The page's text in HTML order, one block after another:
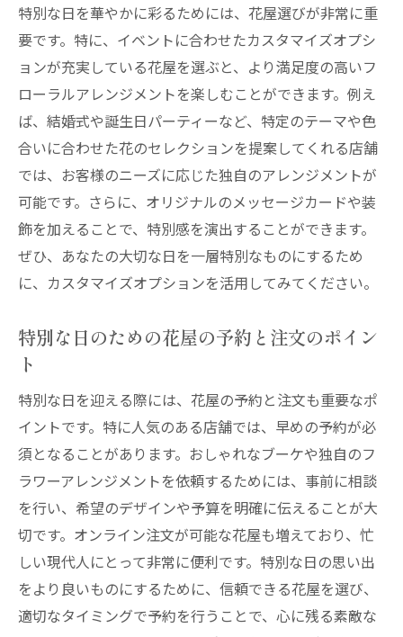
特別な日のための理想的な花屋選びのポイント
理想的な花屋の選び方で特別な日を彩る
花屋のプロが教える特別な日のための選び
方
特別な日にピッタリの花屋選びの秘訣
理想のフローラルアレンジメントを実現す
る花屋
特別な日を成功させる花屋選びのコツ
理想の花屋を見つけるためのポイントとチ
ェックリスト
ート
方
花屋が提案するユニークなフローラルデザ
イン
特別な日を彩る花屋のアートセンス
フローラルアートで特別な日を特別にする
花屋
花屋が創る唯一無二の特別な日の装飾
特別な日のための花屋のフローラルアート
特別な日を華やかに彩るためには、花屋選びが非常に重
要です。特に、イベントに合わせたカスタマイズオプシ
ョンが充実している花屋を選ぶと、より満足度の高いフ
ローラルアレンジメントを楽しむことができます。例え
ば、結婚式や誕生日パーティーなど、特定のテーマや色
合いに合わせた花のセレクションを提案してくれる店舗
では、お客様のニーズに応じた独自のアレンジメントが
可能です。さらに、オリジナルのメッセージカードや装
飾を加えることで、特別感を演出することができます。
ぜひ、あなたの大切な日を一層特別なものにするため
に、カスタマイズオプションを活用してみてください。
特別な日のための花屋の予約と注文のポイン
ト
特別な日を迎える際には、花屋の予約と注文も重要なポ
イントです。特に人気のある店舗では、早めの予約が必
須となることがあります。おしゃれなブーケや独自のフ
ラワーアレンジメントを依頼するためには、事前に相談
を行い、希望のデザインや予算を明確に伝えることが大
切です。オンライン注文が可能な花屋も増えており、忙
しい現代人にとって非常に便利です。特別な日の思い出
をより良いものにするために、信頼できる花屋を選び、
適切なタイミングで予約を行うことで、心に残る素敵な